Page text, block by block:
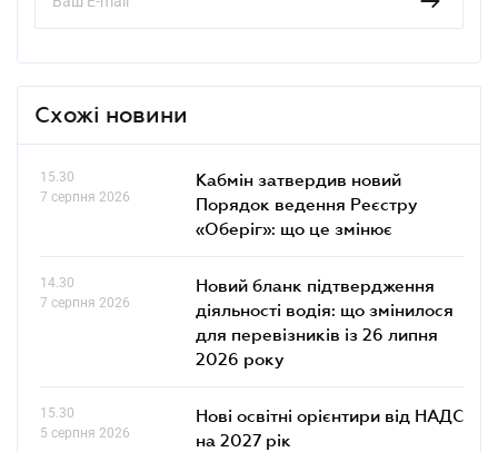
Схожі новини
15.30
7 серпня 2026
Кабмін затвердив новий
Порядок ведення Реєстру
«Оберіг»: що це змінює
14.30
7 серпня 2026
Новий бланк підтвердження
діяльності водія: що змінилося
для перевізників із 26 липня
2026 року
15.30
5 серпня 2026
Нові освітні орієнтири від НАДС
на 2027 рік